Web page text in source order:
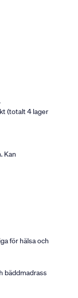
(totalt 4 lager
Kan
för hälsa och
bäddmadrass